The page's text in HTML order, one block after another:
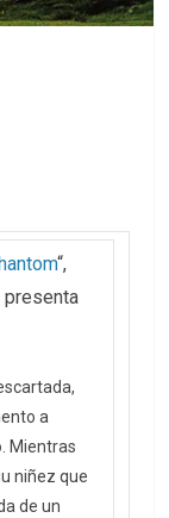
“,
presenta
a
. Mientras
niñez que
de un